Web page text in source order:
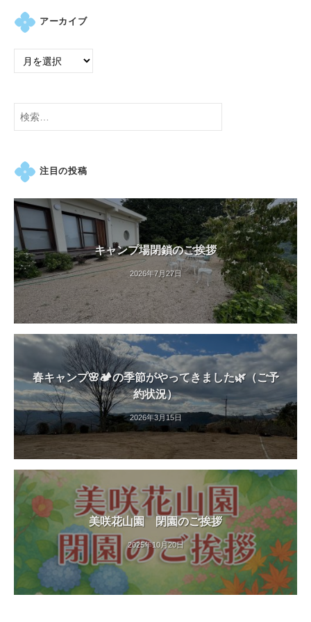
アーカイブ
検
注目の投稿
キャンプ場閉鎖のご挨拶
2026年7月27日
春キャンプ🌸🏕️の季節がやってきました🌿（ご予
約状況）
2026年3月15日
美咲花山園 閉園のご挨拶
2025年10月20日